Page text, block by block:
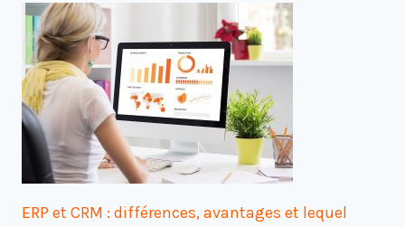
ERP et CRM : différences, avantages et lequel